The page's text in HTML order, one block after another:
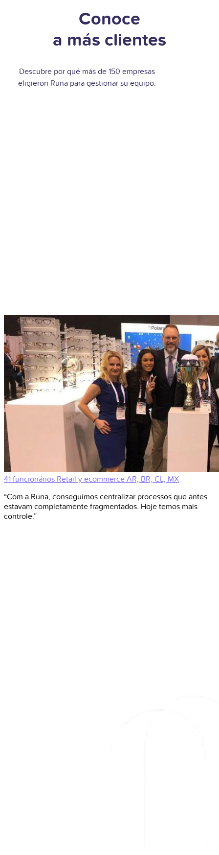
Conoce
a más clientes
Descubre por qué más de 150 empresas
eligieron Runa para gestionar su equipo.
41 funcionários Retail y ecommerce AR, BR, CL, MX
“Com a Runa, conseguimos centralizar processos que antes
estavam completamente fragmentados. Hoje temos mais
controle.”